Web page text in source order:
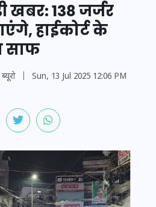
खबर: 138 जर्जर
हाईकोर्ट के
साफ
Sun, 13 Jul 2025 12:06 PM